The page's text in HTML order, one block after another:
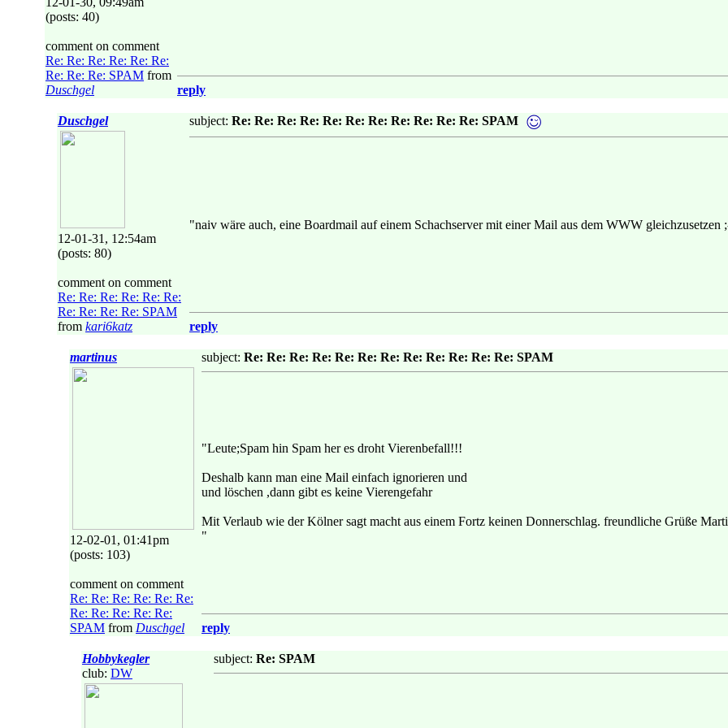
(posts: 40)
comment on comment
Re: Re: Re: Re: Re: Re:
Re: Re: Re: SPAM from
Duschgel
reply
Duschgel
12-01-31, 12:54am
(posts: 80)
comment on comment
Re: Re: Re: Re: Re: Re:
Re: Re: Re: Re: SPAM
from kari6katz
subject: Re: Re: Re: Re: Re: Re: Re: Re: Re: Re: Re: SPAM
"naiv wäre auch, eine Boardmail auf einem Schachserver mit einer Mail aus dem WWW gleichzusetzen
reply
martinus
12-02-01, 01:41pm
(posts: 103)
comment on comment
Re: Re: Re: Re: Re: Re:
Re: Re: Re: Re: Re:
SPAM from Duschgel
subject: Re: Re: Re: Re: Re: Re: Re: Re: Re: Re: Re: Re: SPAM
"Leute;Spam hin Spam her es droht Vierenbefall!!!
Deshalb kann man eine Mail einfach ignorieren und
und löschen ,dann gibt es keine Vierengefahr
Mit Verlaub wie der Kölner sagt macht aus einem Fortz keinen Donnerschlag. freundliche Grüße
"
reply
Hobbykegler
club: DW
subject: Re: SPAM